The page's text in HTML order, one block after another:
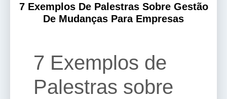
7 Exemplos De Palestras Sobre Gestão
De Mudanças Para Empresas
7 Exemplos de
Palestras sobre